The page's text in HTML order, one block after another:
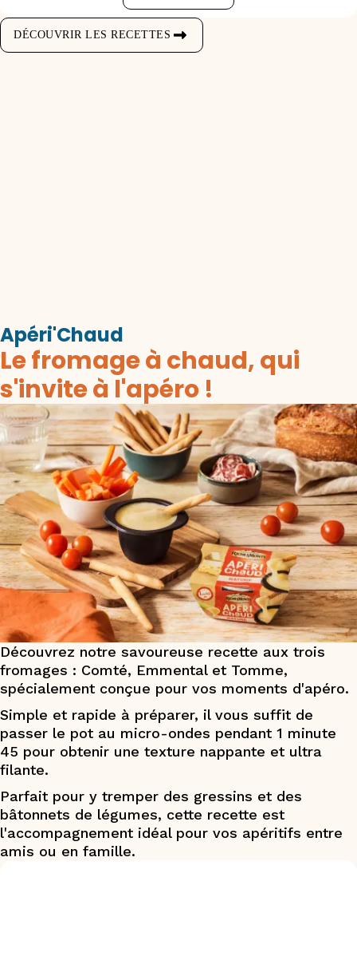
DÉCOUVRIR LES RECETTES
Apéri'Chaud
Le fromage à chaud, qui
s'invite à l'apéro !
Découvrez notre savoureuse recette aux trois
fromages : Comté, Emmental et Tomme,
spécialement conçue pour vos moments d'apéro.​
Simple et rapide à préparer, il vous suffit de
passer le pot au micro-ondes pendant 1 minute
45 pour obtenir une texture nappante et ultra
filante.​
Parfait pour y tremper des gressins et des
bâtonnets de légumes, cette recette est
l'accompagnement idéal pour vos apéritifs entre
amis ou en famille.​